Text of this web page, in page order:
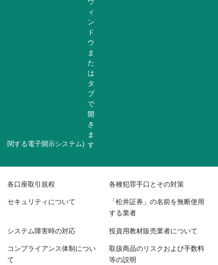
関する電子開示システム)
各口座取引規程 各種犯罪手口とその対策
セキュリティについて 「松井証券」の名前を無断使用
する業者
システム障害時の対応 投資用教材販売業者について
コンプライアンス体制につい
て
取扱商品のリスクおよび手数料
等の説明